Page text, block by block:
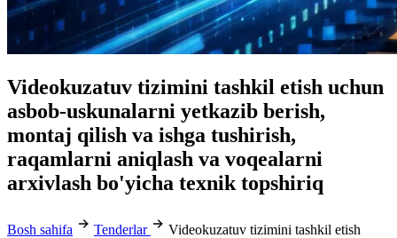
Videokuzatuv tizimini tashkil etish uchun
asbob-uskunalarni yetkazib berish,
montaj qilish va ishga tushirish,
raqamlarni aniqlash va voqealarni
arxivlash bo'yicha texnik topshiriq
Bosh sahifa Tenderlar Videokuzatuv tizimini tashkil etish